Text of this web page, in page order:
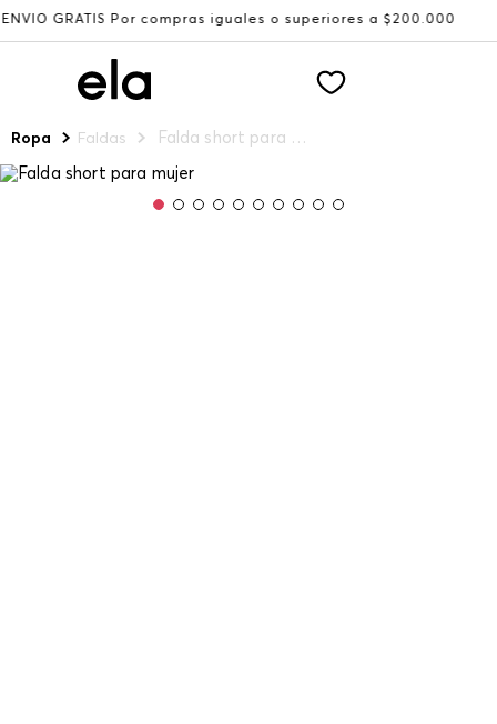
Por compras iguales o superiores a $200.000
Ropa Faldas Falda short para mujer